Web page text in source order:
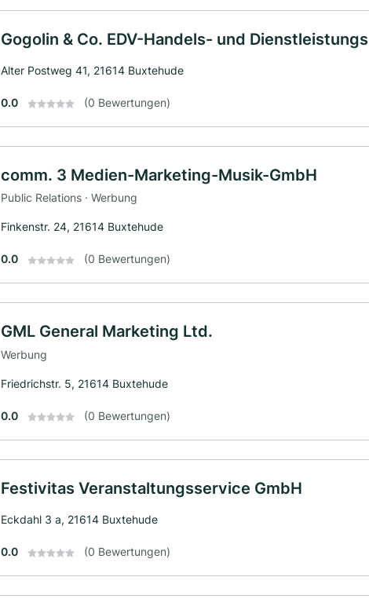
Gogolin & Co. EDV-Handels- und Dienstleistungs
Alter Postweg 41, 21614 Buxtehude
0.0 (0 Bewertungen)
comm. 3 Medien-Marketing-Musik-GmbH
Public Relations · Werbung
Finkenstr. 24, 21614 Buxtehude
0.0 (0 Bewertungen)
GML General Marketing Ltd.
Werbung
Friedrichstr. 5, 21614 Buxtehude
0.0 (0 Bewertungen)
Festivitas Veranstaltungsservice GmbH
Eckdahl 3 a, 21614 Buxtehude
0.0 (0 Bewertungen)